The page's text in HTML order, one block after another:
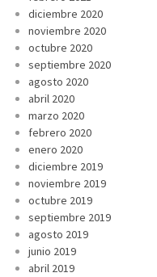
diciembre 2020
noviembre 2020
octubre 2020
septiembre 2020
agosto 2020
abril 2020
marzo 2020
febrero 2020
enero 2020
diciembre 2019
noviembre 2019
octubre 2019
septiembre 2019
agosto 2019
junio 2019
abril 2019